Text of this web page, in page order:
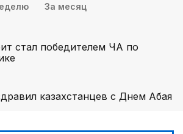
За месяц
стал победителем ЧА по
казахстанцев с Днем Абая